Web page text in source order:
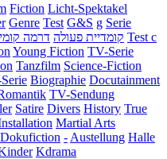
Fiction Licht-Spektakel
Genre Test G&S g Serie
קומדיית פעולה דרמה
Test c
Young Fiction TV-Serie
Tanzfilm Science-Fiction
Biographie Docutainment
TV-Sendung
Satire Divers History True
Martial Arts
Dokufiction - Austellung Halle
Kdrama